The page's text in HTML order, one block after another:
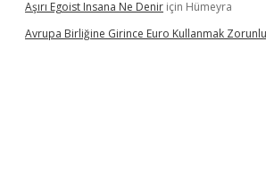
Aşırı Egoist Insana Ne Denir için Hümeyra
Avrupa Birliğine Girince Euro Kullanmak